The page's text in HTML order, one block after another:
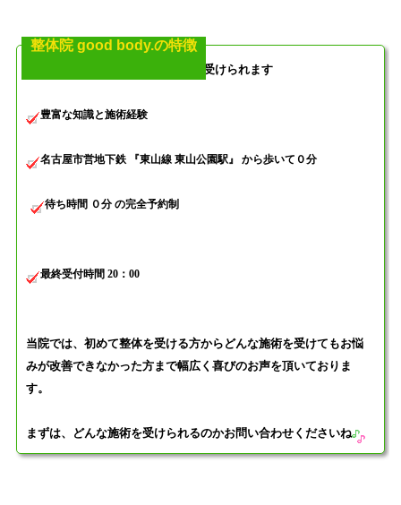
整体院 good body.の特徴
国家資格を持った院長の施術が受けられます
豊富な知識と施術経験
名古屋市営地下鉄 『東山線 東山公園駅』 から歩いて０分
待ち時間 ０分 の完全予約制
最終受付時間 20：00
当院では、初めて整体を受ける方からどんな施術を受けてもお悩
みが改善できなかった方まで幅広く喜びのお声を頂いておりま
す。
まずは、どんな施術を受けられるのかお問い合わせくださいね